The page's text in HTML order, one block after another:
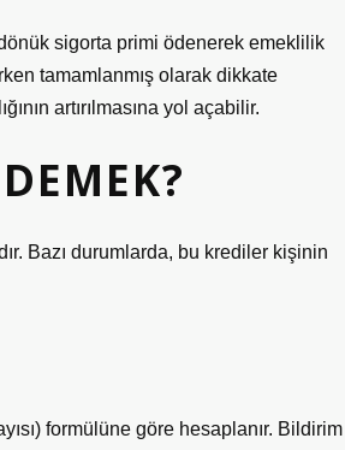
sigorta primi ödenerek emeklilik
tamamlanmış olarak dikkate
artırılmasına yol açabilir.
Bazı durumlarda, bu krediler kişinin
formülüne göre hesaplanır. Bildirim